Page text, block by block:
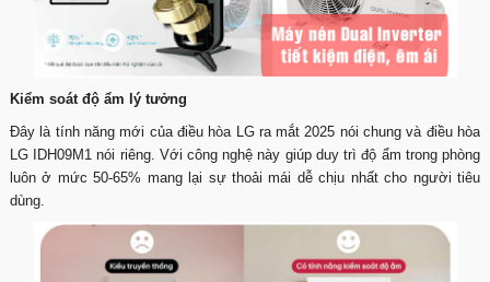
Kiểm soát độ ẩm lý tưởng
Đây là tính năng mới của điều hòa LG ra mắt 2025 nói chung và điều hòa
LG IDH09M1 nói riêng. Với công nghệ này giúp duy trì độ ẩm trong phòng
luôn ở mức 50-65% mang lại sự thoải mái dễ chịu nhất cho người tiêu
dùng.